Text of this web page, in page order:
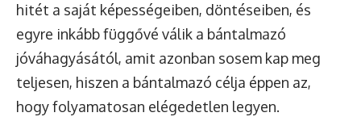
hitét a saját képességeiben, döntéseiben, és
egyre inkább függővé válik a bántalmazó
jóváhagyásától, amit azonban sosem kap meg
teljesen, hiszen a bántalmazó célja éppen az,
hogy folyamatosan elégedetlen legyen.